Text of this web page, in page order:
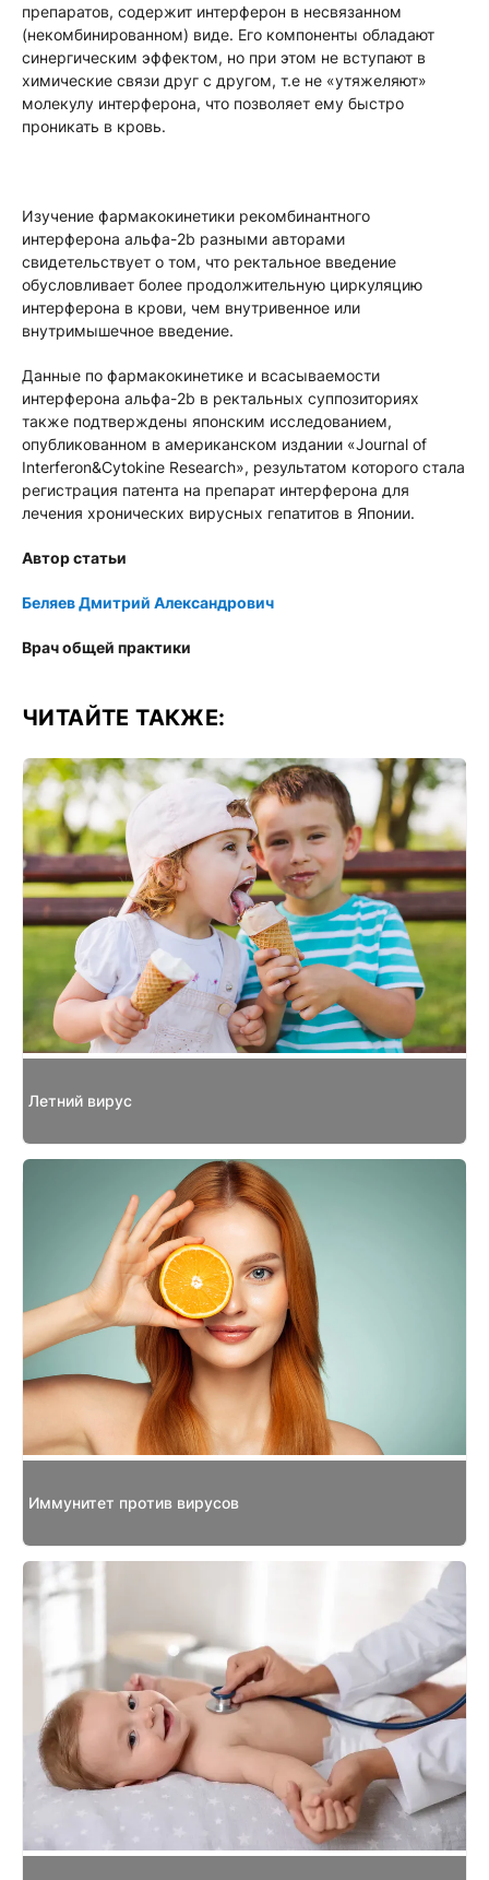
препаратов, содержит интерферон в несвязанном
(некомбинированном) виде. Его компоненты обладают
синергическим эффектом, но при этом не вступают в
химические связи друг с другом, т.е не «утяжеляют»
молекулу интерферона, что позволяет ему быстро
проникать в кровь.
Изучение фармакокинетики рекомбинантного
интерферона альфа-2b разными авторами
свидетельствует о том, что ректальное введение
обусловливает более продолжительную циркуляцию
интерферона в крови, чем внутривенное или
внутримышечное введение.
Данные по фармакокинетике и всасываемости
интерферона альфа-2b в ректальных суппозиториях
также подтверждены японским исследованием,
опубликованном в американском издании «Journal of
Interferon&Cytokine Research», результатом которого стала
регистрация патента на препарат интерферона для
лечения хронических вирусных гепатитов в Японии.
Автор статьи
Беляев Дмитрий Александрович
Врач общей практики
ЧИТАЙТЕ ТАКЖЕ:
Летний вирус
Иммунитет против вирусов